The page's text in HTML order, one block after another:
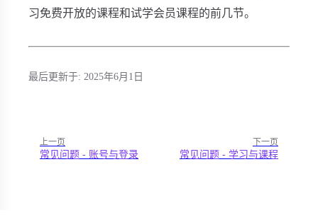
习免费开放的课程和试学会员课程的前几节。
最后更新于: 2025年6月1日
上一页
常见问题 - 账号与登录
下一页
常见问题 - 学习与课程